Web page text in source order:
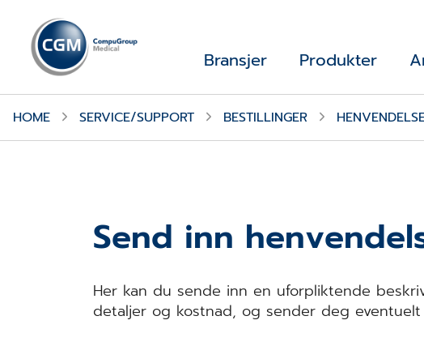
Bransjer Produkter
HOME SERVICE/SUPPORT BESTILLINGER
Send inn
Her kan du sende inn en uforpliktende
detaljer og kostnad, og sender deg